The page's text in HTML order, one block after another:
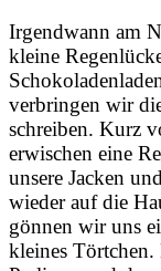
Irgendwann am
kleine
verbringen wir
schreiben. Kurz
erwischen eine
unsere Jacken
wieder auf die
gönnen wir uns
kleines